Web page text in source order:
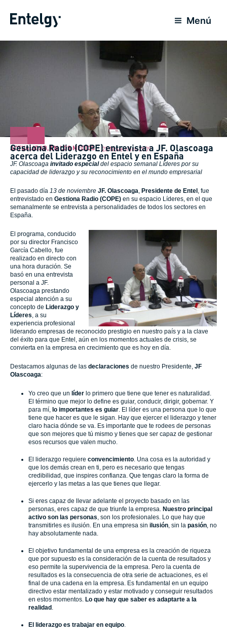
para
conteúdo
Menú
ACTUALIDAD EN LOS MEDIOS 23 Novembro 2009
Gestiona Radio (COPE) entrevista a JF. Olascoaga
acerca del Liderazgo en Entel y en España
JF. Olascoaga invitado especialdel espacio semanal Líderes por su
capacidad de liderazgo y su reconocimiento en el mundo empresarial
El pasado día 13 de noviembre JF. Olascoaga, Presidente de Entel , fue
entrevistado en Gestiona Radio (COPE) en su espacio Líderes, en el que
semanalmente se entrevista a personalidades de todos los sectores en
España.
El programa, conducido
por su director Francisco
García Cabello, fue
realizado en directo con
una hora duración. Se
basó en una entrevista
personal a JF.
Olascoaga prestando
especial atención a su
concepto de Liderazgo y
Líderes, a su
experiencia profesional
liderando empresas de reconocido prestigio en nuestro país y a la clave
del éxito para que Entel, aún en los momentos actuales de crisis, se
convierta en la empresa en crecimiento que es hoy en día.
Destacamos algunas de las declaraciones de nuestro Presidente, JF
Olascoaga:
Yo creo que un líder lo primero que tiene que tener es naturalidad.
El término que mejor lo define es guiar, conducir, dirigir, gobernar. Y
para mí, lo importantes es guiar. El líder es una persona que lo que
tiene que hacer es que le sigan. Hay que ejercer el liderazgo y tener
claro hacia dónde se va. Es importante que te rodees de personas
que son mejores que tú mismo y tienes que ser capaz de gestionar
esos recursos que valen mucho.
El liderazgo requiere convencimiento. Una cosa es la autoridad y
que los demás crean en ti, pero es necesario que tengas
credibilidad, que inspires confianza. Que tengas claro la forma de
ejercerlo y las metas a las que tienes que llegar.
Si eres capaz de llevar adelante el proyecto basado en las
personas, eres capaz de que triunfe la empresa. Nuestro principal
activo son las personas, son los profesionales. Lo que hay que
transmitirles es ilusión. En una empresa sin ilusión, sin la pasión, no
hay absolutamente nada.
El objetivo fundamental de una empresa es la creación de riqueza
que por supuesto es la consideración de la cuenta de resultados y
eso permite la supervivencia de la empresa. Pero la cuenta de
resultados es la consecuencia de otra serie de actuaciones, es el
final de una cadena en la empresa. Es fundamental en un equipo
directivo estar mentalizado y estar motivado y conseguir resultados
en estos momentos. Lo que hay que saber es adaptarte a la
realidad .
El liderazgo es trabajar en equipo.